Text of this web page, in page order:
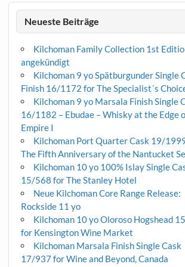
Neueste Beiträge
Kilchoman Family Collection 1st
angekündigt
Kilchoman 9 yo Spätburgunder Single
Finish 16/1172 for The Specialist´s
Kilchoman 9 yo Marsala Finish Single
16/1182 – Ebudae – Whisky at the Edge
Empire I
Kilchoman Port Quarter Cask 19/
The Fifth Anniversary of the Nantucket
Kilchoman 10 yo 100% Islay Single
15/568 for The Stanley Hotel
Neue Kilchoman Core Range Release:
Rockside 11 yo
Kilchoman 10 yo Oloroso Hogshead
for Kensington Wine Market
Kilchoman Marsala Finish Single Cask
17/937 for Wine and Beyond, Canada